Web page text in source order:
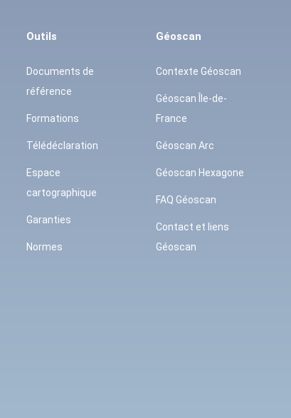
Outils
Documents de
référence
Formations
Télédéclaration
Espace
cartographique
Garanties
Normes
Géoscan
Contexte Géoscan
Géoscan Île-de-
France
Géoscan Arc
Géoscan Hexagone
FAQ Géoscan
Contact et liens
Géoscan